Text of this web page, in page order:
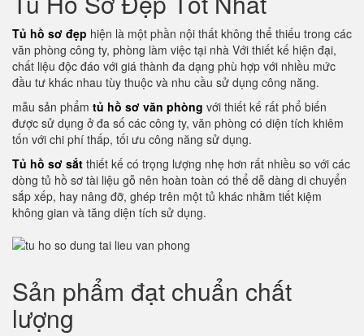
Tủ hồ sơ đẹp hiện là một phần nội thất không thể thiếu trong các
văn phòng công ty, phòng làm việc tại nhà Với thiết kế hiện đại,
chất liệu độc đáo với giá thành đa dạng phù hợp với nhiều mức
đầu tư khác nhau tùy thuộc và nhu cầu sử dụng công năng.
mẫu sản phẩm tủ hồ sơ văn phòng với thiết kế rất phổ biến
được sử dụng ở đa số các công ty, văn phòng có diện tích khiêm
tốn với chi phí thấp, tối ưu công năng sử dụng.
Tủ hồ sơ sắt thiết kế có trọng lượng nhẹ hơn rất nhiều so với các
dòng tủ hồ sơ tài liệu gỗ nên hoàn toàn có thể dễ dàng di chuyển
sắp xếp, hay nâng đỡ, ghép trên một tủ khác nhằm tiết kiệm
không gian và tăng diện tích sử dụng.
Sản phẩm đạt chuẩn chất
lượng